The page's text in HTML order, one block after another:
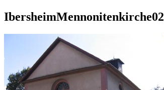
IbersheimMennonitenkirche02